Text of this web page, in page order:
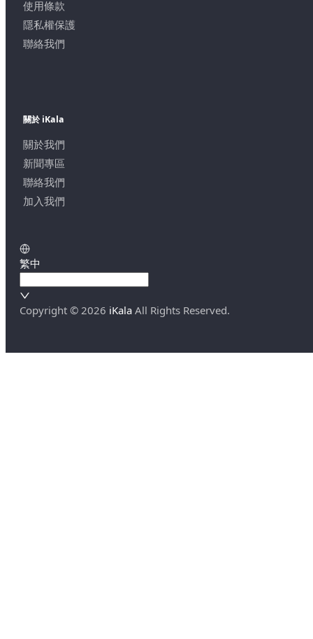
使用條款
隱私權保護
聯絡我們
關於 iKala
關於我們
新聞專區
聯絡我們
加入我們
繁中
Copyright © 2026 iKala All Rights Reserved.